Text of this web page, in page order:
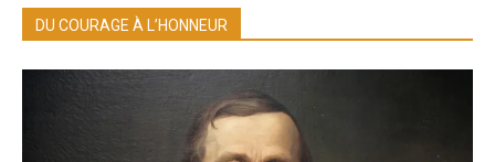
DU COURAGE À L’HONNEUR